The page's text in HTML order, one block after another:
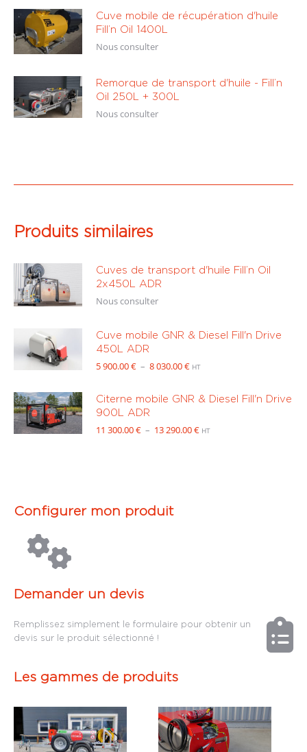
Cuve mobile de récupération d'huile
Fill’n Oil 1400L
Nous consulter
Remorque de transport d'huile - Fill’n
Oil 250L + 300L
Nous consulter
Produits similaires
Cuves de transport d'huile Fill’n Oil
2x450L ADR
Nous consulter
Cuve mobile GNR & Diesel Fill'n Drive
450L ADR
5 900.00€ – 8 030.00€Plage
prix :
5
à
HT
Citerne mobile GNR & Diesel Fill'n Drive
900L ADR
11 300.00€ – 13 290.00€Plage
HT
Configurer mon produit
Demander un devis
Remplissez simplement le formulaire pour obtenir un
devis sur le produit sélectionné !
Les gammes de produits